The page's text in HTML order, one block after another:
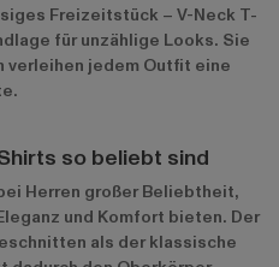
Freizeitstück – V-Neck T-
für unzählige Looks. Sie
verleihen jedem Outfit eine
so beliebt sind
Herren großer Beliebtheit,
und Komfort bieten. Der
als der klassische